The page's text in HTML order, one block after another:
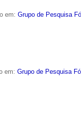
em:Grupo de Pesquisa
em:Grupo de Pesquisa